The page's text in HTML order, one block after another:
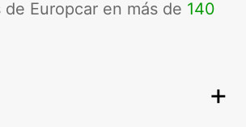
de Europcar en más de 140